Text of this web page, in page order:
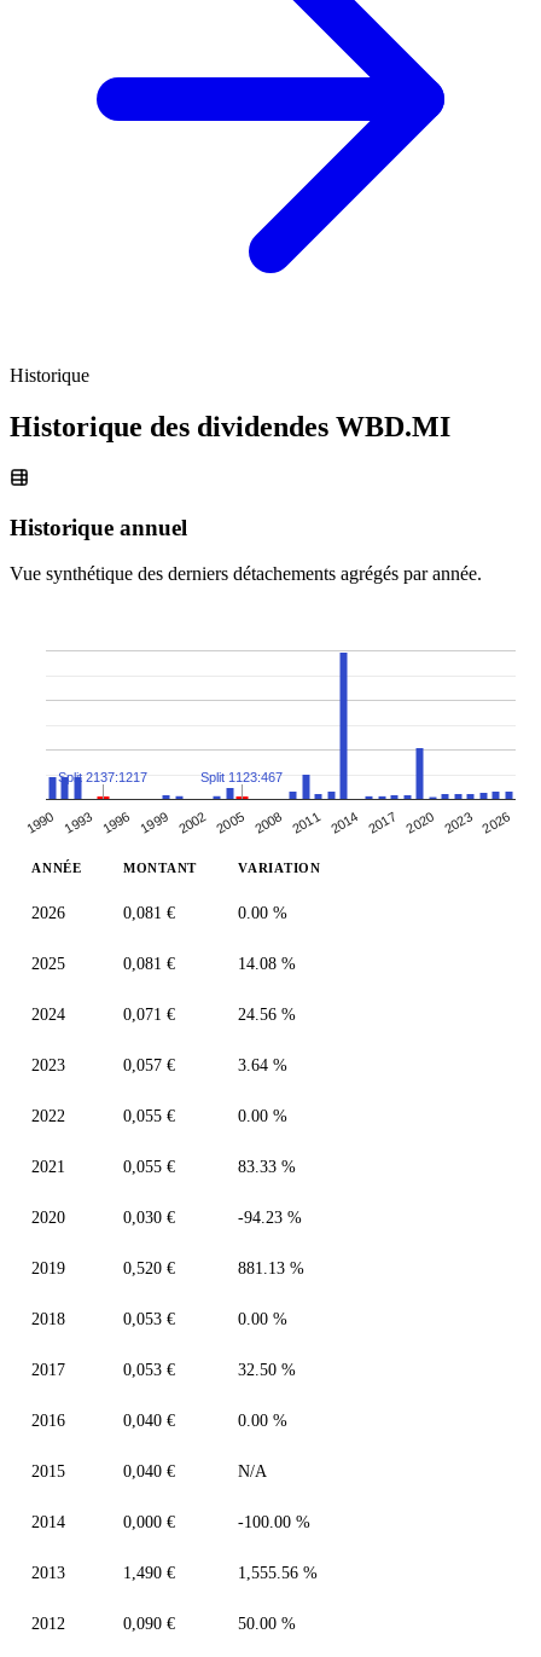
Historique
Historique des dividendes WBD.MI
Historique annuel
Vue synthétique des derniers détachements agrégés par année.
1990 1993 1996 1999 2002 2005 2008 2011 2014 2017 2020 2023 2026
Split 2137:1217 Split 1123:467
ANNÉE MONTANT VARIATION
2026 0,081 € 0.00 %
2025 0,081 € 14.08 %
2024 0,071 € 24.56 %
2023 0,057 € 3.64 %
2022 0,055 € 0.00 %
2021 0,055 € 83.33 %
2020 0,030 € -94.23 %
2019 0,520 € 881.13 %
2018 0,053 € 0.00 %
2017 0,053 € 32.50 %
2016 0,040 € 0.00 %
2015 0,040 € N/A
2014 0,000 € -100.00 %
2013 1,490 € 1,555.56 %
2012 0,090 € 50.00 %